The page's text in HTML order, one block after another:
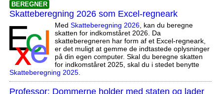
BEREGNER
Skatteberegning 2026 som Excel-regneark
Med Skatteberegning 2026, kan du beregne
skatten for indkomståret 2026. Da
skatteberegneren har form af et Excel-regneark,
er det muligt at gemme de indtastede oplysninger
på din egen computer. Skal du beregne skatten
for indkomståret 2025, skal du i stedet benytte
Skatteberegning 2025.
Professor: Dommerne holder med staten og lader